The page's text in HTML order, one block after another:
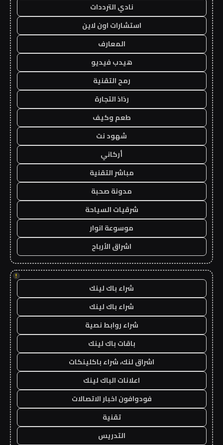
نادي الترددات
استشارات اون لاين
المعارف
هيدب فيديو
رمح التقنية
رذاذ التجارة
طعم وكيف
شهود نت
أركاني
مباشر التقنية
مدونة صحبة
شرقيات السياحة
موسوعة انوار
اشراق الأرباح
!
شراء باك لينك
شراء باك لينك
شراء روابط نصية
باقات باك لينك
اشراق لنك، شراء باكلينكات
اعلانات الباك لينك
فودوافون اخبار الاتصالات
تقنية
التدريس